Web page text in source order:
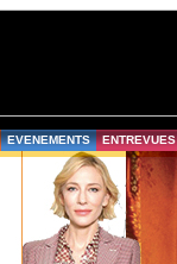
EVENEMENTS ENTREVUES